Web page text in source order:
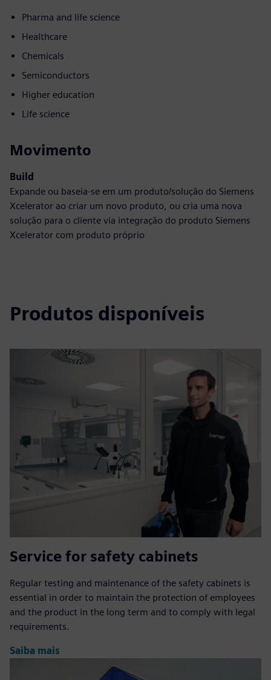
Pharma and life science
Healthcare
Chemicals
Semiconductors
Higher education
Life science
Movimento
Build
Expande ou baseia-se em um produto/solução do Siemens
Xcelerator ao criar um novo produto, ou cria uma nova
solução para o cliente via integração do produto Siemens
Xcelerator com produto próprio
Produtos disponíveis
Service for safety cabinets
Regular testing and maintenance of the safety cabinets is
essential in order to maintain the protection of employees
and the product in the long term and to comply with legal
requirements.
Saiba mais